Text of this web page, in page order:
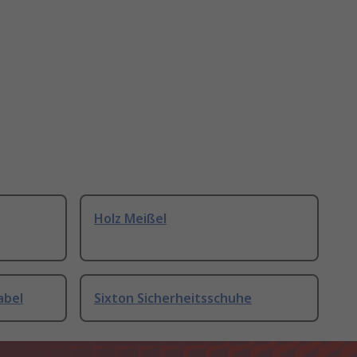
Holz Meißel
Sixton Sicherheitsschuhe